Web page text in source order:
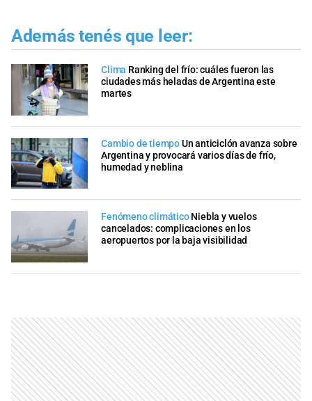
Además tenés que leer:
Clima Ranking del frío: cuáles fueron las
ciudades más heladas de Argentina este
martes
Cambio de tiempoUn anticiclón avanza sobre
Argentina y provocará varios días de frío,
humedad y neblina
Fenómeno climático Niebla y vuelos
cancelados: complicaciones en los
aeropuertos por la baja visibilidad